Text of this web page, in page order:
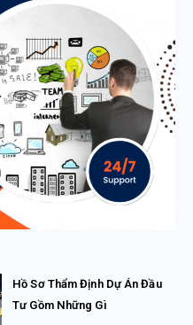
Hồ Sơ Thẩm Định Dự Án Đầu
Tư Gồm Những Gì